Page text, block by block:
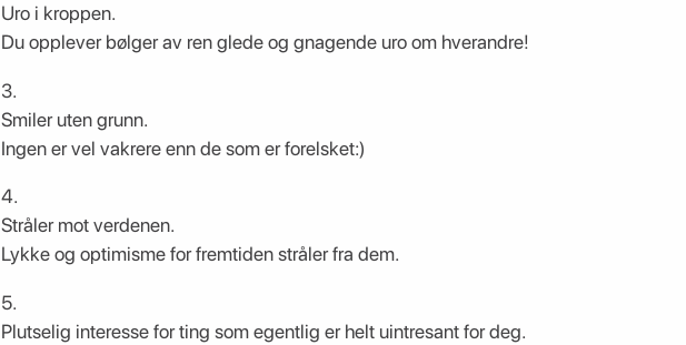
Uro i kroppen.
Du opplever bølger av ren glede og gnagende uro om hverandre!
3.
Smiler uten grunn.
Ingen er vel vakrere enn de som er forelsket:)
4.
Stråler mot verdenen.
Lykke og optimisme for fremtiden stråler fra dem.
5.
Plutselig interesse for ting som egentlig er helt uintresant for deg.